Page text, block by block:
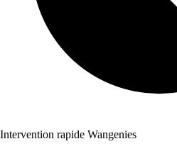
Intervention rapide Wangenies